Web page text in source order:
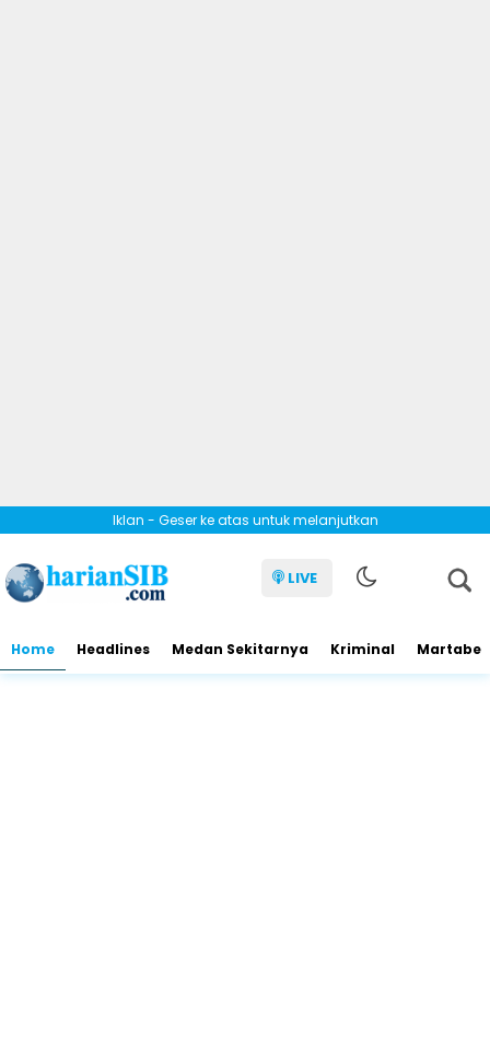
Iklan - Geser ke atas untuk melanjutkan
LIVE
Home Headlines Medan Sekitarnya Kriminal Martabe